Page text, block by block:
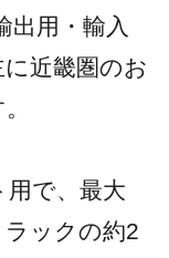
出用・輸入
近畿圏のお
で、最大
ックの約2